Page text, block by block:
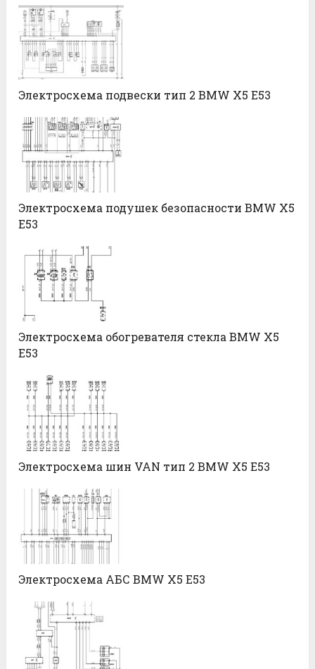
Электросхема подвески тип 2 BMW X5 E53
Электросхема подушек безопасности BMW X5
E53
Электросхема обогревателя стекла BMW X5
E53
Электросхема шин VAN тип 2 BMW X5 E53
Электросхема АБС BMW X5 E53